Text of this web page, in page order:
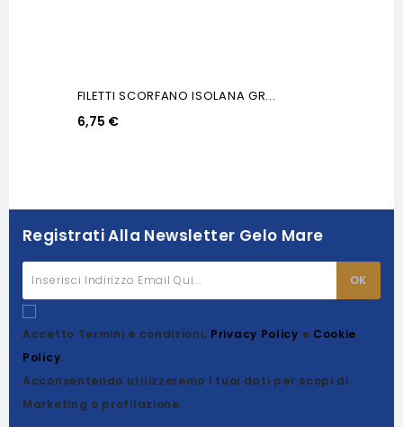
FILETTI SCORFANO ISOLANA GR...
6,75 €
Registrati Alla Newsletter Gelo Mare
Accetto Termini e condizioni, Privacy Policy e Cookie
Policy.
Acconsentendo utilizzeremo i tuoi dati per scopi di
Marketing o profilazione.